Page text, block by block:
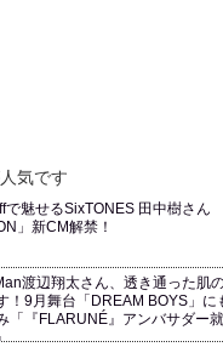
で魅せるSixTONES 田中樹さん
」新CM解禁！
渡辺翔太さん、透き通った肌
！9月舞台「DREAM BOYS」に
「『FLARUNÉ』アンバサダー